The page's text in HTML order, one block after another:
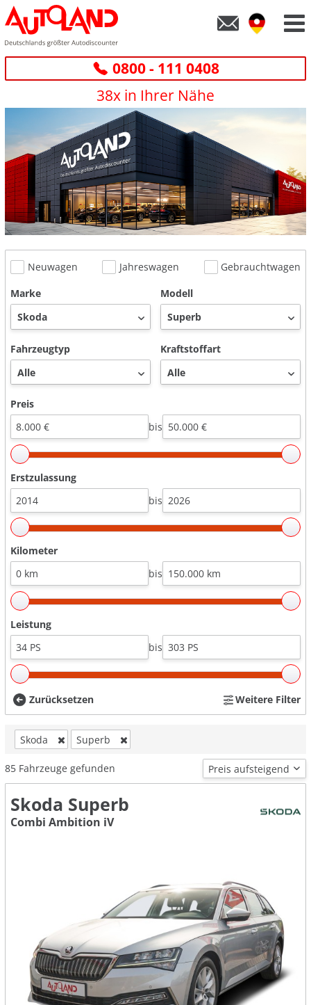
0800 - 111 0408
38x in Ihrer Nähe
Neuwagen Jahreswagen
Gebrauchtwagen
Marke
Modell
Fahrzeugtyp Kraftstoffart
Preis
bis
Erstzulassung
bis
Kilometer
bis
Leistung
bis
Zurücksetzen Weitere Filter
Skoda Superb
85 Fahrzeuge gefunden
Skoda Superb
Combi Ambition iV